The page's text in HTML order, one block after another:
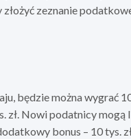
złożyć zeznanie
będzie można wygrać
zł. Nowi podatnicy
bonus – 10 tys.